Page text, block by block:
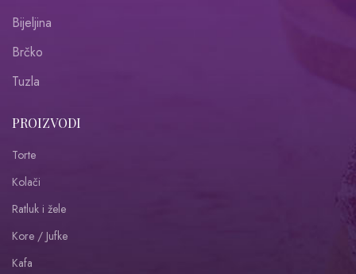
Bijeljina
Brčko
Tuzla
PROIZVODI
Torte
Kolači
Ratluk i žele
Kore / Jufke
Kafa